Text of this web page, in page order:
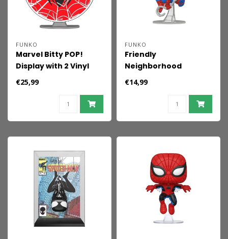
FUNKO
Marvel Bitty POP!
Display with 2 Vinyl
Figures Spider-Man
€25,99
FUNKO
Friendly
Neighborhood
Spider-Man POP! Vinyl
Man(Final Suit) 9 cm
€14,99